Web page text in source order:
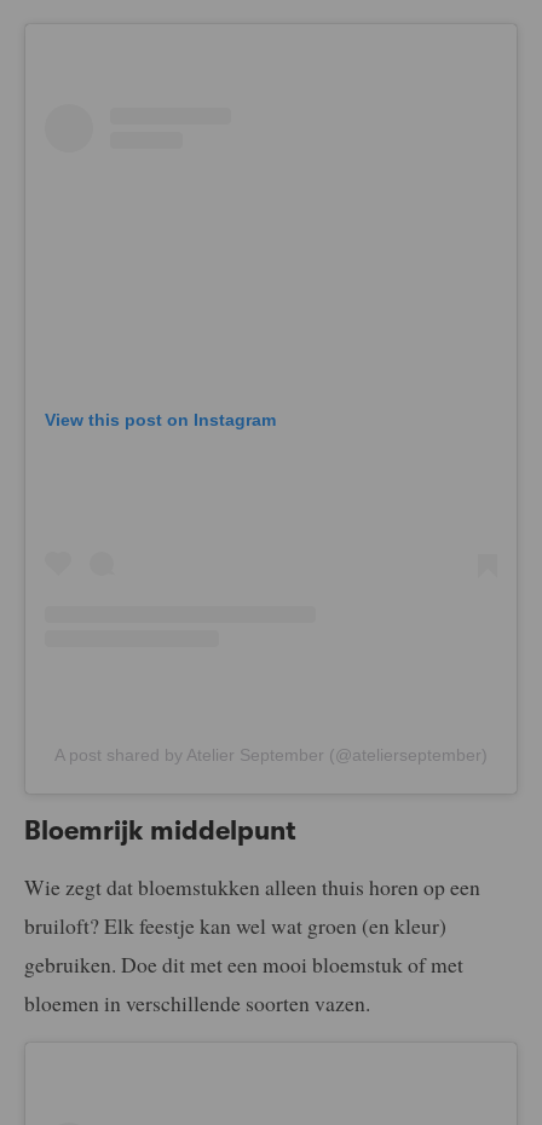
View this post on Instagram
A post shared by Atelier September (@atelierseptember)
Bloemrijk middelpunt
Wie zegt dat bloemstukken alleen thuis horen op een
bruiloft? Elk feestje kan wel wat groen (en kleur)
gebruiken. Doe dit met een mooi bloemstuk of met
bloemen in verschillende soorten vazen.